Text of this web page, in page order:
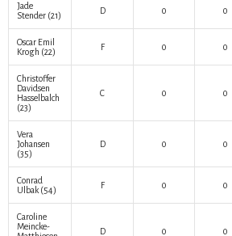
Jade
Stender (21) D 0 0
Oscar Emil
Krogh (22) F 0 0
Christoffer
Davidsen
Hasselbalch
(23)
C 0 0
Vera
Johansen
(35)
D 0 0
Conrad
Ulbak (54) F 0 0
Caroline
Meincke-
D 0 0